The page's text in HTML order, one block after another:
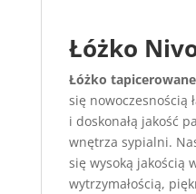
Łóżko
Łóżko
się nowoczesnością
i doskonałą jakość
wnętrza sypialni.
się wysoką jakością
wytrzymałością,